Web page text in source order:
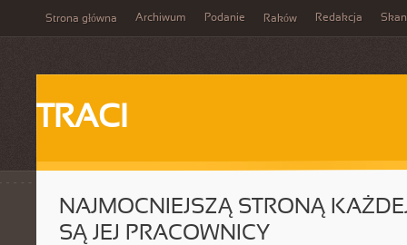
Strona główna Archiwum Podanie Raków Redakcja
TRACI
NAJMOCNIEJSZĄ STRONĄ
SĄ JEJ PRACOWNICY